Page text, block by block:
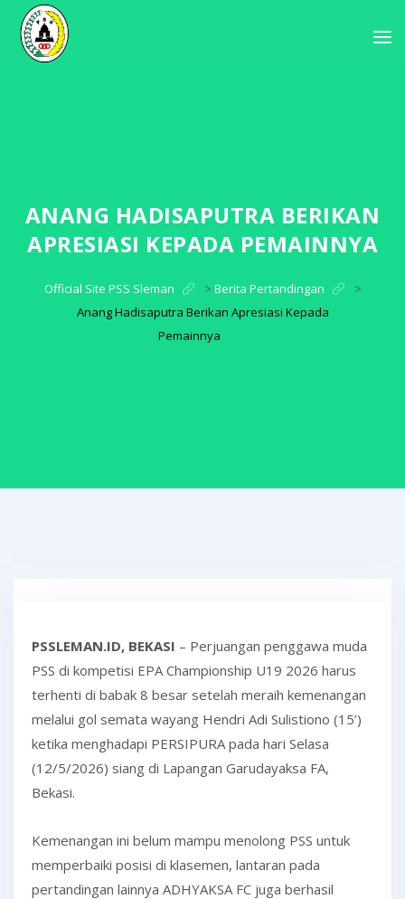
ANANG HADISAPUTRA BERIKAN
APRESIASI KEPADA PEMAINNYA
Official Site PSS Sleman > Berita Pertandingan
>
Anang Hadisaputra Berikan Apresiasi Kepada
Pemainnya
PSSLEMAN.ID, BEKASI – Perjuangan penggawa muda
PSS di kompetisi EPA Championship U19 2026 harus
terhenti di babak 8 besar setelah meraih kemenangan
melalui gol semata wayang Hendri Adi Sulistiono (15’)
ketika menghadapi PERSIPURA pada hari Selasa
(12/5/2026) siang di Lapangan Garudayaksa FA,
Bekasi.
Kemenangan ini belum mampu menolong PSS untuk
memperbaiki posisi di klasemen, lantaran pada
pertandingan lainnya ADHYAKSA FC juga berhasil